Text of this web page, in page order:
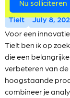
Tielt July 8,
Voor een
Tielt ben ik op
die een
verbeteren van
hoogstaande
combineer je
Nu solliciteren